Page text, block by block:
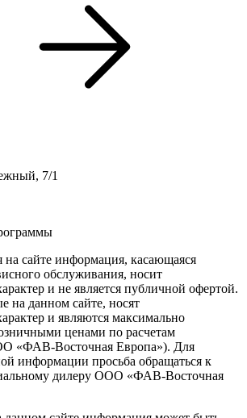
7/1
на сайте информация, касающаяся
обслуживания, носит
и не является публичной офертой.
на данном сайте, носят
и являются максимально
ценами по расчетам
«ФАВ-Восточная Европа»). Для
информации просьба обращаться к
дилеру ООО «ФАВ-Восточная